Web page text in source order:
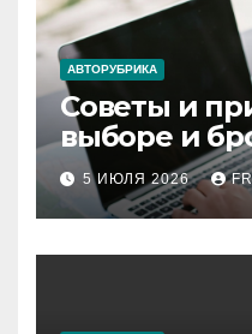
АВТОРУБРИКА
Советы и
выборе и
авиабилетов
5 ИЮЛЯ 2026